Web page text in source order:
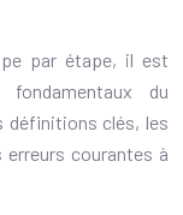
par étape, il est
du
définitions clés, les
courantes à